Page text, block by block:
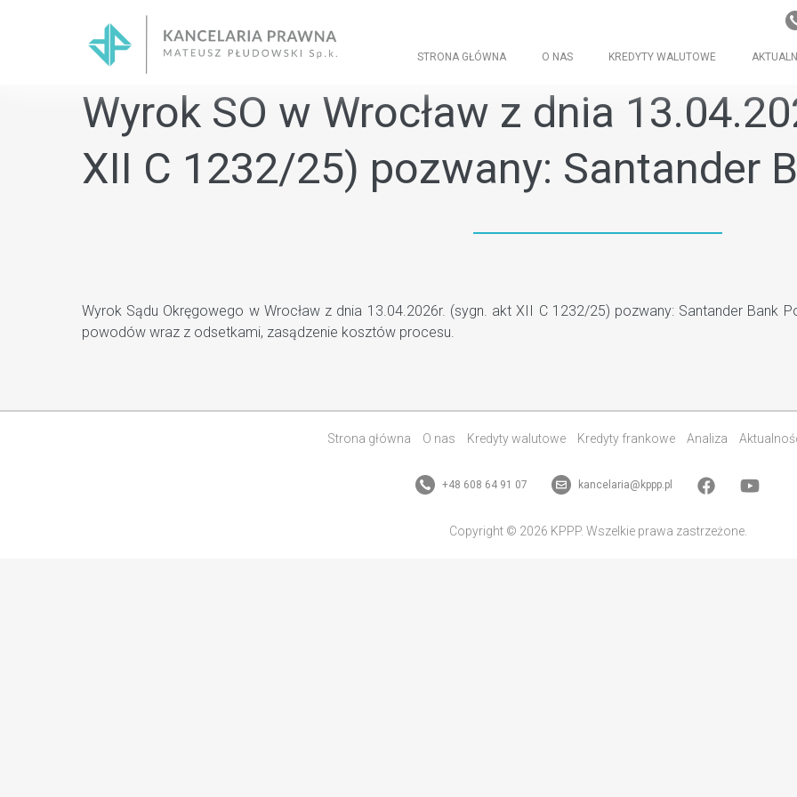
STRONA GŁÓWNA O NAS KREDYTY WALUTOWE
Wyrok SO w Wrocław z dnia
XII C 1232/25) pozwany: Santander
Wyrok Sądu Okręgowego w Wrocław z dnia 13.04.2026r. (sygn. akt XII C 1232/25) pozwany: Santander Bank
powodów wraz z odsetkami, zasądzenie kosztów procesu.
Strona główna O nas Kredyty walutowe Kredyty frankowe Analiza
+48 608 64 91 07 kancelaria@kppp.pl
Copyright © 2026 KPPP. Wszelkie prawa zastrzeżone.